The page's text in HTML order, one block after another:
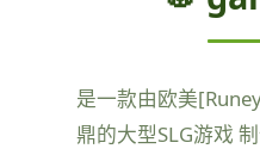
是一款由欧美
鼎的大型SLG游戏